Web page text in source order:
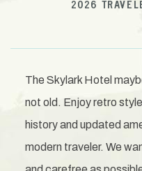
2026
The Skylark Hotel
not old. Enjoy retro
history and updated
modern traveler. We